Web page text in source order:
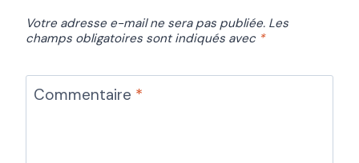
Votre adresse e-mail ne sera pas publiée. Les
champs obligatoires sont indiqués avec *
Commentaire *